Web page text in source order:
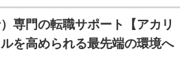
専門の転職サポート【アカリ
を高められる最先端の環境へ